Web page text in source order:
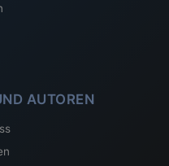
AUTOREN